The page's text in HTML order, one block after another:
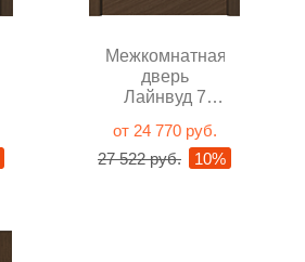
Межкомнатная
дверь
Лайнвуд 7
от 24 770 руб.
27 522 руб.
10%